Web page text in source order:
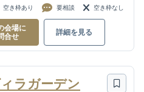
空き枠あり 要相談 空き枠なし
会場に
合せ
詳細を見る
ラガーデン